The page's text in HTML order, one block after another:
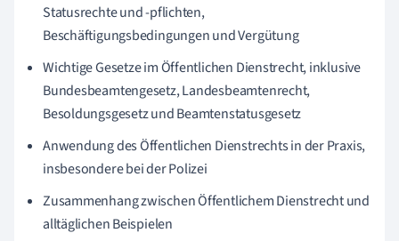
Statusrechte und -pflichten,
Beschäftigungsbedingungen und Vergütung
Wichtige Gesetze im Öffentlichen Dienstrecht, inklusive
Bundesbeamtengesetz, Landesbeamtenrecht,
Besoldungsgesetz und Beamtenstatusgesetz
Anwendung des Öffentlichen Dienstrechts in der Praxis,
insbesondere bei der Polizei
Zusammenhang zwischen Öffentlichem Dienstrecht und
alltäglichen Beispielen